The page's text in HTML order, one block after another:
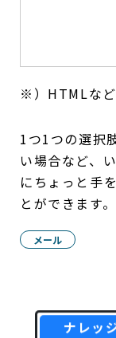
※）HTMLな
1つ1つの選択
い場合など、
にちょっと手
とができます
メール
ナレッ